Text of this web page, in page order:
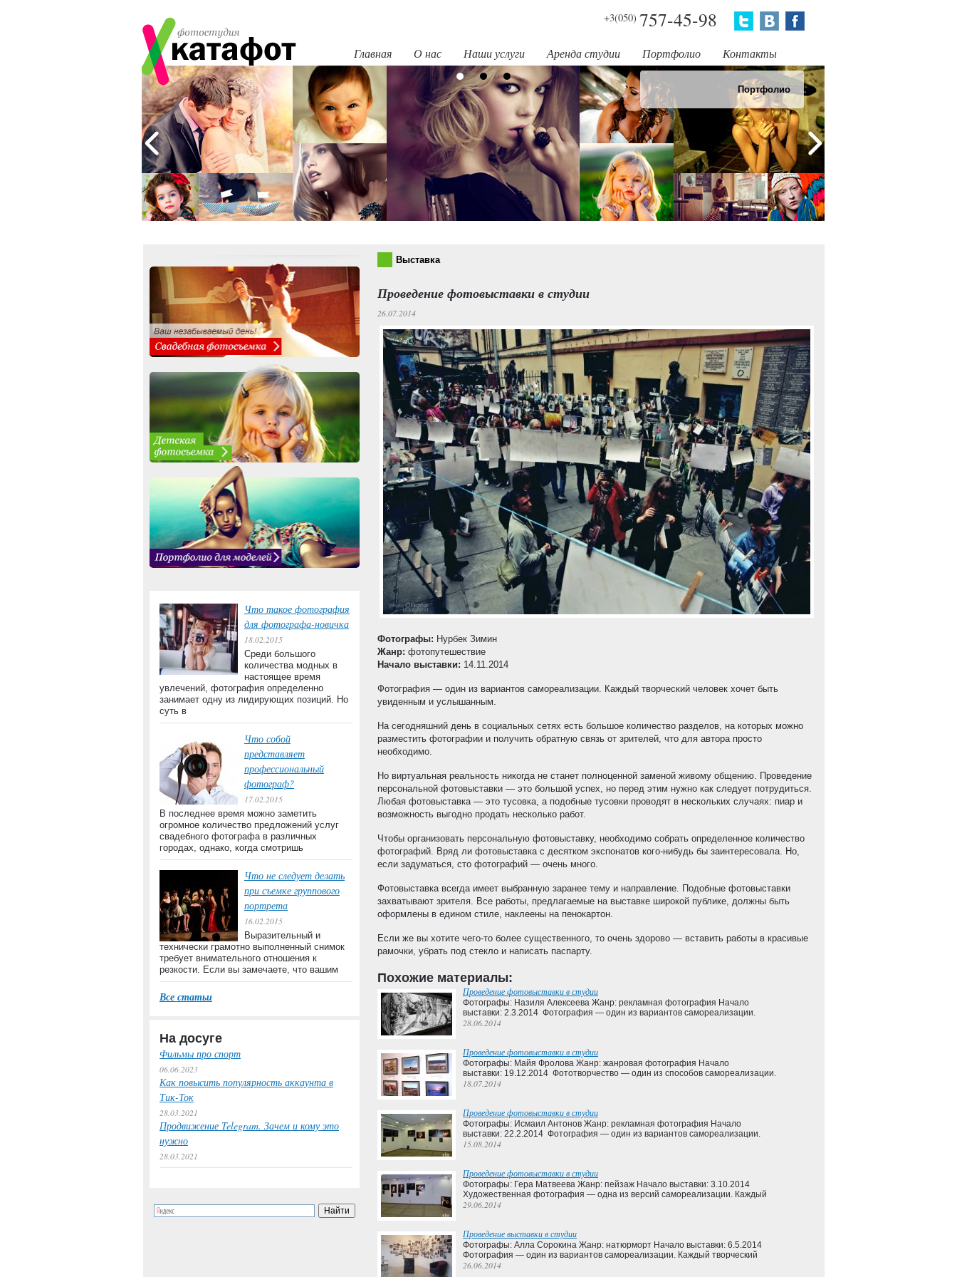
Главная О нас Наши услуги Аренда студии Портфолио Контакты
+3(050) 757-45-98
Портфолио
Выставка
Проведение фотовыставки в студии
26.07.2014
Фотографы: Нурбек Зимин
Жанр: фотопутешествие
Начало выставки: 14.11.2014
Фотография — один из вариантов самореализации. Каждый творческий человек хочет быть
увиденным и услышанным.
На сегодняшний день в социальных сетях есть большое количество разделов, на которых можно
разместить фотографии и получить обратную связь от зрителей, что для автора просто
необходимо.
Но виртуальная реальность никогда не станет полноценной заменой живому общению. Проведение
персональной фотовыставки — это большой успех, но перед этим нужно как следует потрудиться.
Любая фотовыставка — это тусовка, а подобные тусовки проводят в нескольких случаях: пиар и
возможность выгодно продать несколько работ.
Чтобы организовать персональную фотовыставку, необходимо собрать определенное количество
фотографий. Вряд ли фотовыставка с десятком экспонатов кого-нибудь бы заинтересовала. Но,
если задуматься, сто фотографий — очень много.
Фотовыставка всегда имеет выбранную заранее тему и направление. Подобные фотовыставки
захватывают зрителя. Все работы, предлагаемые на выставке широкой публике, должны быть
оформлены в едином стиле, наклеены на пенокартон.
Если же вы хотите чего-то более существенного, то очень здорово — вставить работы в красивые
рамочки, убрать под стекло и написать паспарту.
Похожие материалы:
Проведение фотовыставки в студии
Фотографы: Назиля Алексеева Жанр: рекламная фотография Начало
выставки: 2.3.2014 Фотография — один из вариантов самореализации.
28.06.2014
Проведение фотовыставки в студии
Фотографы: Майя Фролова Жанр: жанровая фотография Начало
выставки: 19.12.2014 Фототворчество — один из способов самореализации.
18.07.2014
Проведение фотовыставки в студии
Фотографы: Исмаил Антонов Жанр: рекламная фотография Начало
выставки: 22.2.2014 Фотография — один из вариантов самореализации.
15.08.2014
Проведение фотовыставки в студии
Фотографы: Гера Матвеева Жанр: пейзаж Начало выставки: 3.10.2014
Художественная фотография — одна из версий самореализации. Каждый
29.06.2014
Проведение выставки в студии
Фотографы: Алла Сорокина Жанр: натюрморт Начало выставки: 6.5.2014
Фотография — один из вариантов самореализации. Каждый творческий
26.06.2014
Что такое фотография
для фотографа-новичка
18.02.2015
Среди большого
количества модных в
настоящее время
увлечений, фотография определенно
занимает одну из лидирующих позиций. Но
суть в
Что собой
представляет
профессиональный
фотограф?
17.02.2015
В последнее время можно заметить
огромное количество предложений услуг
свадебного фотографа в различных
городах, однако, когда смотришь
Что не следует делать
при съемке группового
портрета
16.02.2015
Выразительный и
технически грамотно выполненный снимок
требует внимательного отношения к
резкости. Если вы замечаете, что вашим
Все статьи
На досуге
Фильмы про спорт
06.06.2023
Как повысить популярность аккаунта в
Тик-Ток
28.03.2021
Продвижение Telegram. Зачем и кому это
нужно
28.03.2021